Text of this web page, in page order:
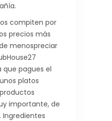
compiten por
precios más
menospreciar
que pagues el
platos
importante, de